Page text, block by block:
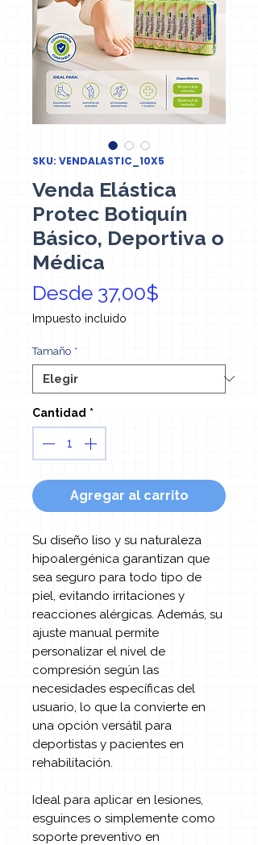
SKU: VENDALASTIC_10X5
Venda Elástica
Protec Botiquín
Básico, Deportiva o
Médica
Desde 37,00$
Impuesto incluido
Tamaño *
Cantidad *
Agregar al carrito
Su diseño liso y su naturaleza
hipoalergénica garantizan que
sea seguro para todo tipo de
piel, evitando irritaciones y
reacciones alérgicas. Además, su
ajuste manual permite
personalizar el nivel de
compresión según las
necesidades específicas del
usuario, lo que la convierte en
una opción versátil para
deportistas y pacientes en
rehabilitación.
Ideal para aplicar en lesiones,
esguinces o simplemente como
soporte preventivo en